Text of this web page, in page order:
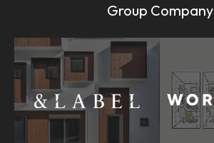
Group Company